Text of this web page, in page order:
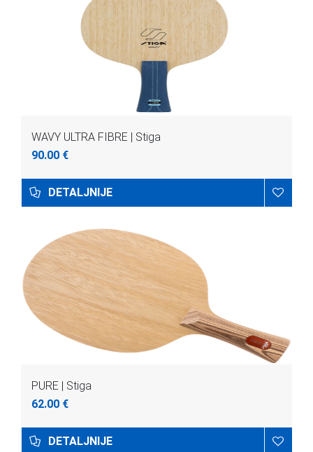
WAVY ULTRA FIBRE | Stiga
90.00 €
DETALJNIJE
PURE | Stiga
62.00 €
DETALJNIJE